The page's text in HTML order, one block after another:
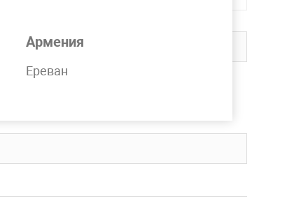
Армения
Ереван
компании MetPromKo.
в любой регион СНГ.